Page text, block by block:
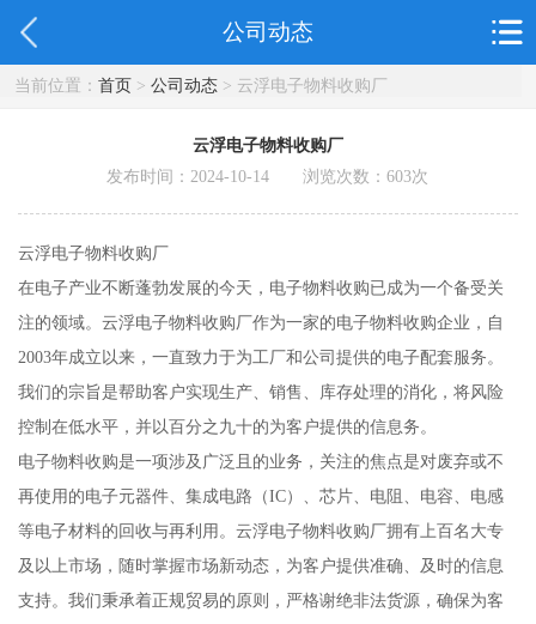
公司动态
当前位置： 首页> 公司动态> 云浮电子物料收购厂
云浮电子物料收购厂
发布时间：2024-10-14 浏览次数：603次
云浮电子物料收购厂
在电子产业不断蓬勃发展的今天，电子物料收购已成为一个备受关
注的领域。云浮电子物料收购厂作为一家的电子物料收购企业，自
2003年成立以来，一直致力于为工厂和公司提供的电子配套服务。
我们的宗旨是帮助客户实现生产、销售、库存处理的消化，将风险
控制在低水平，并以百分之九十的为客户提供的信息务。
电子物料收购是一项涉及广泛且的业务，关注的焦点是对废弃或不
再使用的电子元器件、集成电路（IC）、芯片、电阻、电容、电感
等电子材料的回收与再利用。云浮电子物料收购厂拥有上百名大专
及以上市场，随时掌握市场新动态，为客户提供准确、及时的信息
支持。我们秉承着正规贸易的原则，严格谢绝非法货源，确保为客